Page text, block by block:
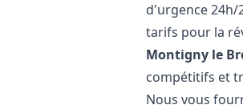
d'urgence 24h/
tarifs pour la
Montigny le
compétitifs et
Nous vous